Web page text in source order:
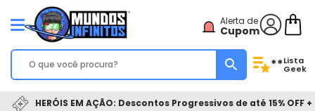
Alerta de
Cupom
**Lista
Geek
HERÓIS EM AÇÃO: Descontos Progressivos de até 15% OFF